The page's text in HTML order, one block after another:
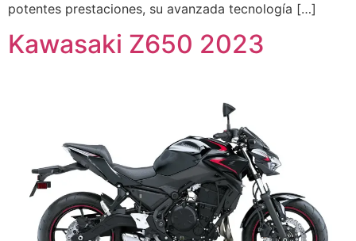
potentes prestaciones, su avanzada tecnología […]
Kawasaki Z650 2023